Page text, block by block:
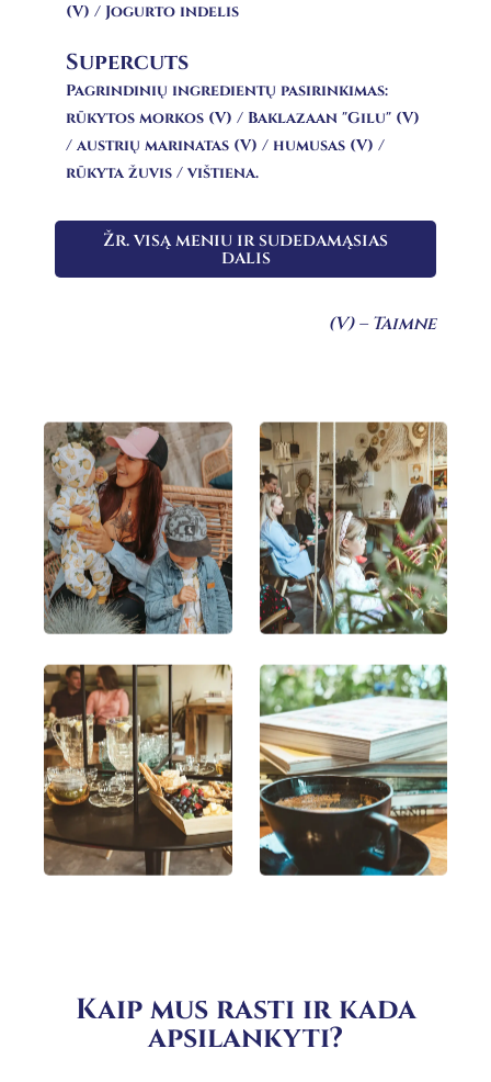
(V) / Jogurto indelis
Supercuts
Pagrindinių ingredientų pasirinkimas:
rūkytos morkos (V) / Baklazaan "Gilu" (V)
/ austrių marinatas (V) / humusas (V) /
rūkyta žuvis / vištiena.
Žr. visą meniu ir sudedamąsias
dalis
(V) – Taimne
Kaip mus rasti ir kada
apsilankyti?